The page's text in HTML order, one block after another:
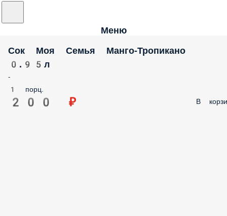
Меню
Сок Моя Семья Манго-Тропикано
0.95л
-
1 порц.
200 ₽ В